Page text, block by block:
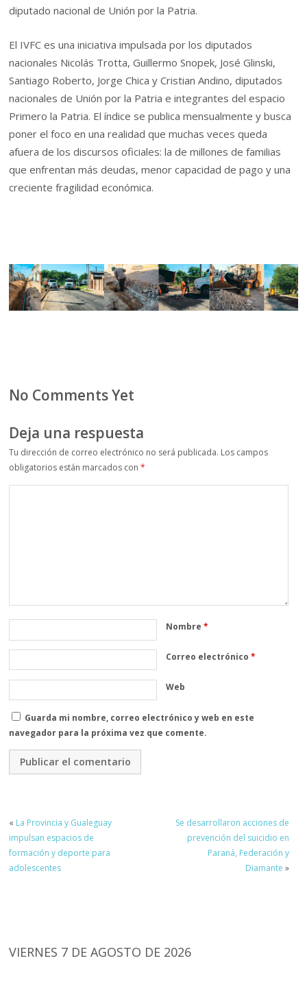
diputado nacional de Unión por la Patria.
El IVFC es una iniciativa impulsada por los diputados
nacionales Nicolás Trotta, Guillermo Snopek, José Glinski,
Santiago Roberto, Jorge Chica y Cristian Andino, diputados
nacionales de Unión por la Patria e integrantes del espacio
Primero la Patria. El índice se publica mensualmente y busca
poner el foco en una realidad que muchas veces queda
afuera de los discursos oficiales: la de millones de familias
que enfrentan más deudas, menor capacidad de pago y una
creciente fragilidad económica.
No Comments Yet
Deja una respuesta
Tu dirección de correo electrónico no será publicada. Los campos
obligatorios están marcados con*
Nombre*
Correo electrónico*
Web
Guarda mi nombre, correo electrónico y web en este
navegador para la próxima vez que comente.
« La Provincia y Gualeguay
impulsan espacios de
formación y deporte para
adolescentes
Se desarrollaron acciones de
prevención del suicidio en
Paraná, Federación y
Diamante »
VIERNES 7 DE AGOSTO DE 2026